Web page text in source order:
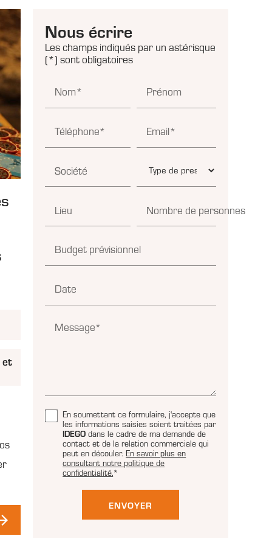
et
Nous écrire
Les champs indiqués par un astérisque
(*) sont obligatoires
Nom* Prénom
Téléphone* Email*
Société
Lieu Nombre de personnes
Budget prévisionnel
Date
Message*
En soumettant ce formulaire, j'accepte que
les informations saisies soient traitées par
IDEGO dans le cadre de ma demande de
contact et de la relation commerciale qui
peut en découler.En savoir plus en
consultant notre politique de
confidentialité.*